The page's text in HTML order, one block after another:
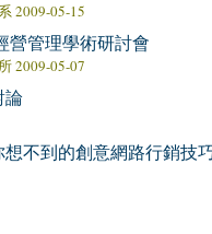
2009-05-15
營管理學術研討會
2009-05-07
論
不到的創意網路行銷技